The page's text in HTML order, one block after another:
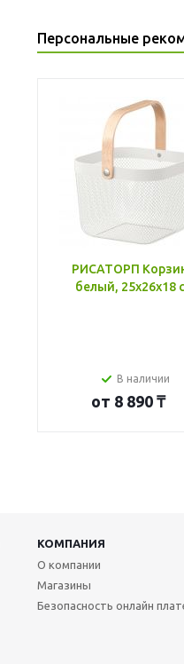
Персональные
РИСАТОРП
белый, 25x26x18
В наличии
от 8 890 ₸
КОМПАНИЯ
О компании
Магазины
Безопасность онлайн